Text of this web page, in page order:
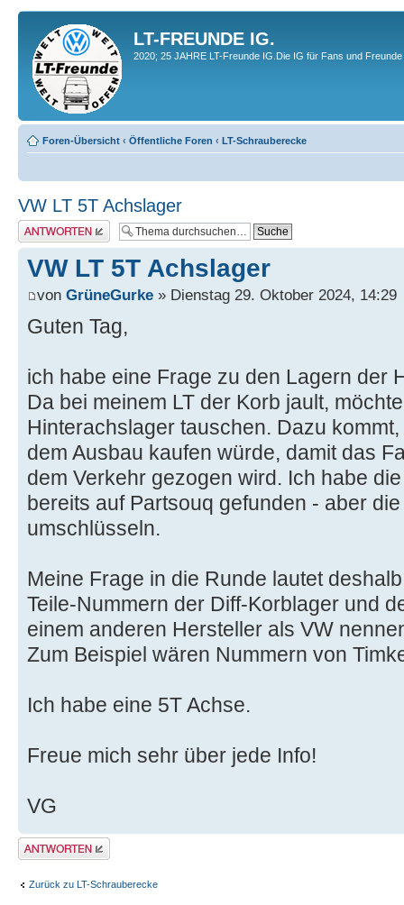
LT-FREUNDE IG.
2020; 25 JAHRE LT-Freunde IG.Die IG für Fans und
Foren-Übersicht ‹ Öffentliche Foren ‹ LT-Schrauberecke
VW LT 5T Achslager
Antwort erstellen
VW LT 5T Achslager
von GrüneGurke » Dienstag 29. Oktober 2024, 14:29
Guten Tag,
ich habe eine Frage zu den Lagern der
Da bei meinem LT der Korb jault,
Hinterachslager tauschen. Dazu
dem Ausbau kaufen würde, damit das
dem Verkehr gezogen wird. Ich habe
bereits auf Partsouq gefunden - aber
umschlüsseln.
Meine Frage in die Runde lautet
Teile-Nummern der Diff-Korblager und
einem anderen Hersteller als VW
Zum Beispiel wären Nummern von
Ich habe eine 5T Achse.
Freue mich sehr über jede Info!
VG
Antwort erstellen
Zurück zu LT-Schrauberecke